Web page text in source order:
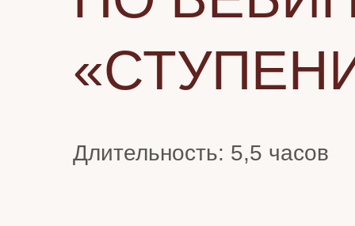
Длительность: 5,5 часов